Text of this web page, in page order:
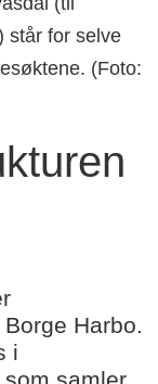
står for selve
(Foto:
Harbo.
i
samler